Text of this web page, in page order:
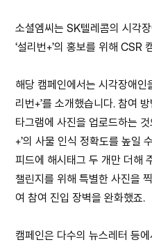
소셜엠씨는 SK텔레콤의 시각
‘설리번+’의 홍보를 위해 CSR
해당 캠페인에서는 시각장애인
리번+’를 소개했습니다. 참여
타그램에 사진을 업로드하는
+’의 사물 인식 정확도를 높일
피드에 해시태그 두 개만 더해
챌린지를 위해 특별한 사진을
여 참여 진입 장벽을 완화했죠.
캠페인은 다수의 뉴스레터 등